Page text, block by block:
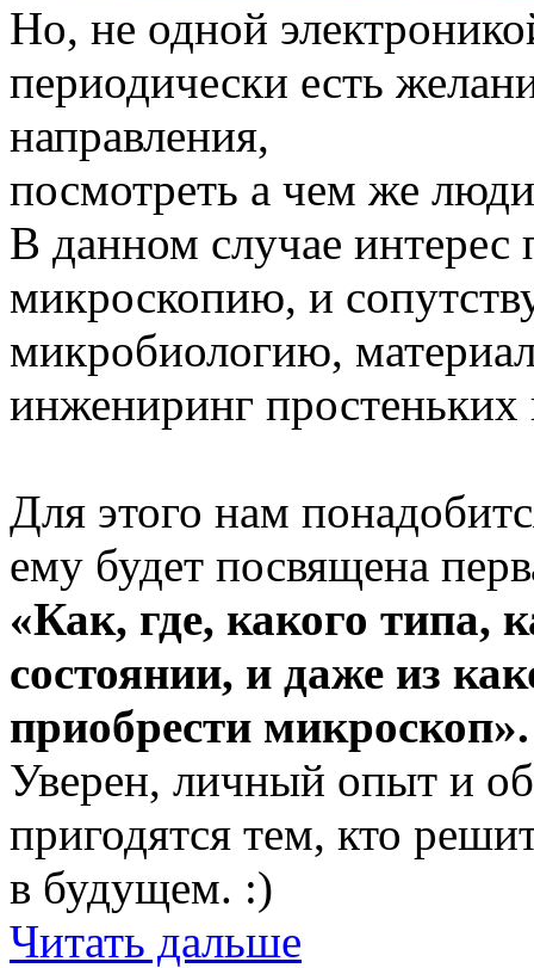
Но, не одной
периодически есть
направления,
посмотреть а чем же
В данном случае интерес
микроскопию, и
микробиологию,
инжениринг
Для этого нам
ему будет посвящена
«Как, где, какого типа,
состоянии, и даже из
приобрести микроскоп».
Уверен, личный опыт и
пригодятся тем, кто
в будущем. :)
Читать дальше